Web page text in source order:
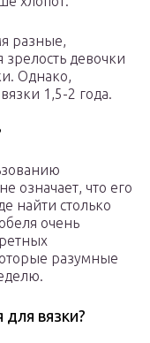
разные,
зрелость девочки
Однако,
1,5-2 года.
означает, что его
найти столько
очень
разумные
вязки?